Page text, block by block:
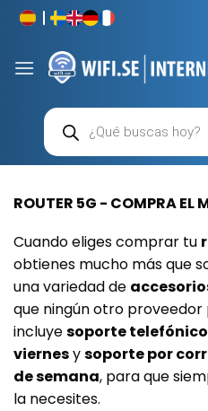
Saltar
contenido
Búsqueda
de
productos
ROUTER 5G - COMPRA EL
Cuando eliges comprar tu
obtienes mucho más que
una variedad de
que ningún otro proveedor
incluyesoporte
viernesysoporte por
de semana, para que
la necesites.